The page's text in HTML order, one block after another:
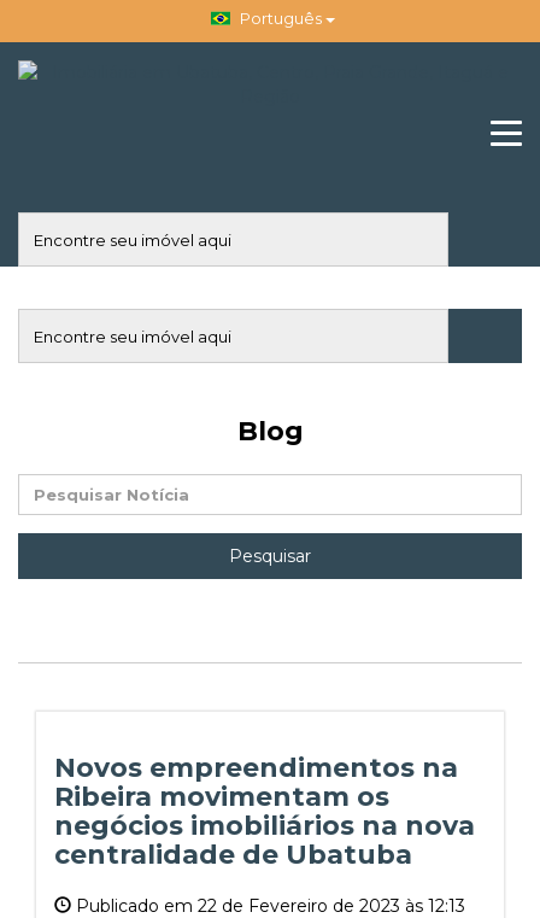
Português
Blog
Pesquisar
Novos empreendimentos na
Ribeira movimentam os
negócios imobiliários na nova
centralidade de Ubatuba
Publicado em 22 de Fevereiro de 2023 às 12:13